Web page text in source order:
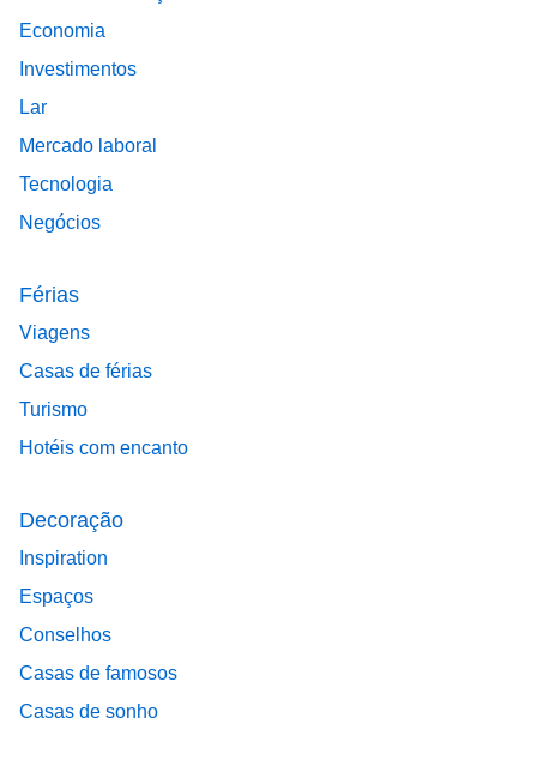
Economia
Investimentos
Lar
Mercado laboral
Tecnologia
Negócios
Férias
Viagens
Casas de férias
Turismo
Hotéis com encanto
Decoração
Inspiration
Espaços
Conselhos
Casas de famosos
Casas de sonho